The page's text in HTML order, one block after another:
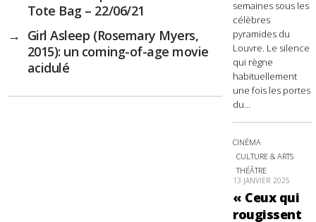
Tote Bag – 22/06/21
→ Girl Asleep (Rosemary Myers,
2015): un coming-of-age movie
acidulé
semaines sous les
célèbres
pyramides du
Louvre. Le silence
qui règne
habituellement
une fois les portes
du...
CINÉMA
CULTURE & ARTS
THÉÂTRE
13 JANVIER 2025
« Ceux qui
rougissent